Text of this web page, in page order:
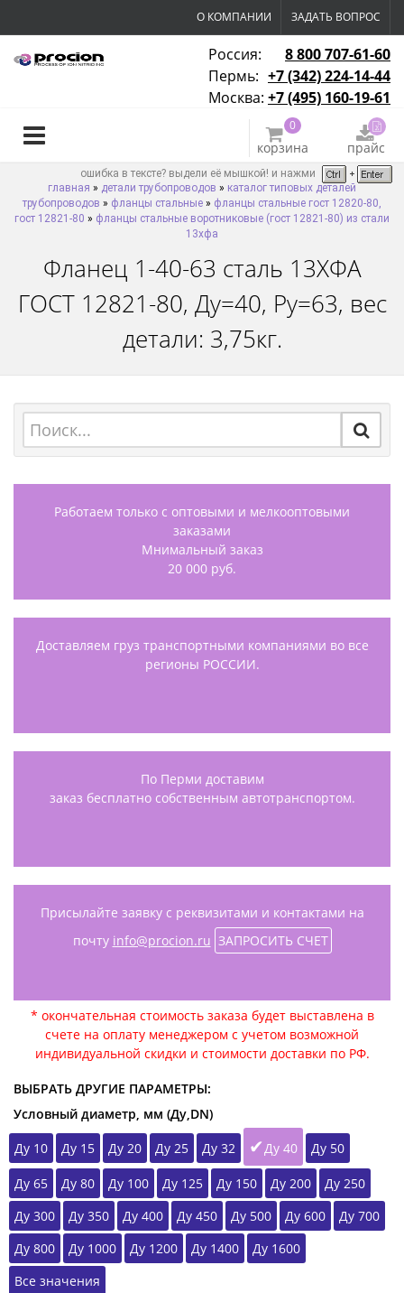
О КОМПАНИИ ЗАДАТЬ ВОПРОС
Россия:
8 800 707-61-60
Пермь: +7 (342) 224-14-44
Москва: +7 (495) 160-19-61
0
корзина прайс
ошибка в тексте? выдели её мышкой! и нажми
главная » детали трубопроводов » каталог типовых деталей
трубопроводов » фланцы стальные » фланцы стальные гост 12820-80,
гост 12821-80 » фланцы стальные воротниковые (гост 12821-80) из стали
13хфа
Фланец 1-40-63 сталь 13ХФА
ГОСТ 12821-80, Ду=40, Ру=63, вес
детали: 3,75кг.
Работаем только с оптовыми и мелкооптовыми
заказами
Мнимальный заказ
20 000 руб.
Доставляем груз транспортными компаниями во все
регионы РОССИИ.
По Перми доставим
заказ бесплатно собственным автотранспортом.
Присылайте заявку с реквизитами и контактами на
почту info@procion.ru ЗАПРОСИТЬ СЧЕТ
* окончательная стоимость заказа будет выставлена в
счете на оплату менеджером с учетом возможной
индивидуальной скидки и стоимости доставки по РФ.
ВЫБРАТЬ ДРУГИЕ ПАРАМЕТРЫ:
Условный диаметр, мм (Ду,DN)
Ду 10
Ду 15 Ду 20 Ду 25 Ду 32 Ду 40 Ду 50
Ду 65 Ду 80 Ду 100 Ду 125 Ду 150 Ду 200
Ду 250
Ду 300
Ду 350 Ду 400 Ду 450 Ду 500 Ду 600
Ду 700
Ду 800
Ду 1000 Ду 1200 Ду 1400
Ду 1600
Все значения